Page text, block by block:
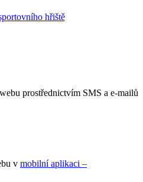
hřiště
prostřednictvím SMS a e-mailů
v mobilní aplikaci –